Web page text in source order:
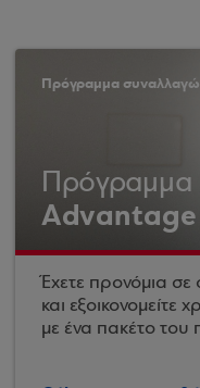
Πρόγραμμα
Πρόγραμμα
Έχετε προνόμια σε
και εξοικονομείτε
με ένα πακέτο του